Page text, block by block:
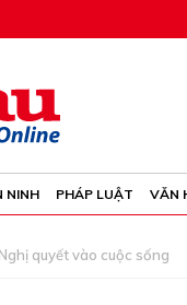
NINH PHÁP LUẬT VĂN
quyết vào cuộc sống